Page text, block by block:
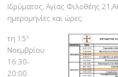
Ομάδες Στήριξης
Εμπειρίες
Μικρές ιστορίες
Στήριξέ μας
Ιδρύματος, Αγίας Φιλοθέης
ημερομηνίες και ώρες:
τη 15η
Νοεμβρίου
16:30-
20:00